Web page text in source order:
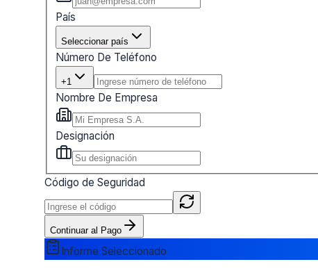
País
Seleccionar país
Número De Teléfono
+1
Nombre De Empresa
Designación
Código de Seguridad
Continuar al Pago
Informe Seleccionado